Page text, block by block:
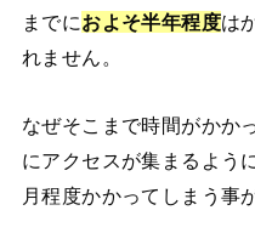
までにおよそ半年程度は
れません。
なぜそこまで時間がかか
にアクセスが集まるよう
月程度かかってしまう事